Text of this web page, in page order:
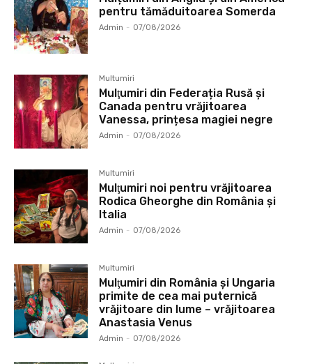
pentru tămăduitoarea Somerda
Admin - 07/08/2026
Multumiri
Mulţumiri din Federația Rusă și
Canada pentru vrăjitoarea
Vanessa, prințesa magiei negre
Admin - 07/08/2026
Multumiri
Mulţumiri noi pentru vrăjitoarea
Rodica Gheorghe din România și
Italia
Admin - 07/08/2026
Multumiri
Mulţumiri din România și Ungaria
primite de cea mai puternică
vrăjitoare din lume – vrăjitoarea
Anastasia Venus
Admin - 07/08/2026